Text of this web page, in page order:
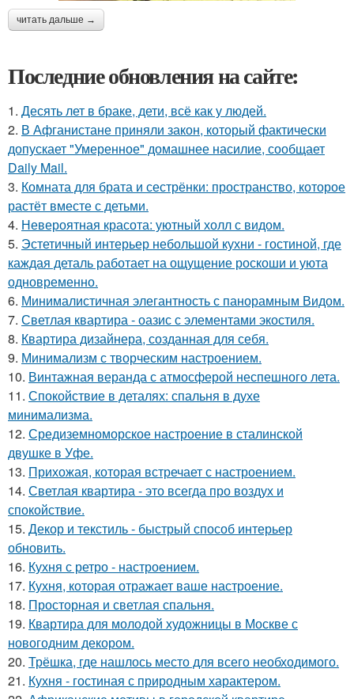
читать дальше →
Последние обновления на сайте:
1. Десять лет в браке, дети, всё как у людей.
2. В Афганистане приняли закон, который фактически
допускает "Умеренное" домашнее насилие, сообщает
Daily Mail.
3. Комната для брата и сестрёнки: пространство, которое
растёт вместе с детьми.
4. Невероятная красота: уютный холл с видом.
5. Эстетичный интерьер небольшой кухни - гостиной, где
каждая деталь работает на ощущение роскоши и уюта
одновременно.
6. Минималистичная элегантность с панорамным Видом.
7. Светлая квартира - оазис с элементами экостиля.
8. Квартира дизайнера, созданная для себя.
9. Минимализм с творческим настроением.
10. Винтажная веранда с атмосферой неспешного лета.
11. Спокойствие в деталях: спальня в духе
минимализма.
12. Средиземноморское настроение в сталинской
двушке в Уфе.
13. Прихожая, которая встречает с настроением.
14. Светлая квартира - это всегда про воздух и
спокойствие.
15. Декор и текстиль - быстрый способ интерьер
обновить.
16. Кухня с ретро - настроением.
17. Кухня, которая отражает ваше настроение.
18. Просторная и светлая спальня.
19. Квартира для молодой художницы в Москве с
новогодним декором.
20. Трёшка, где нашлось место для всего необходимого.
21. Кухня - гостиная с природным характером.